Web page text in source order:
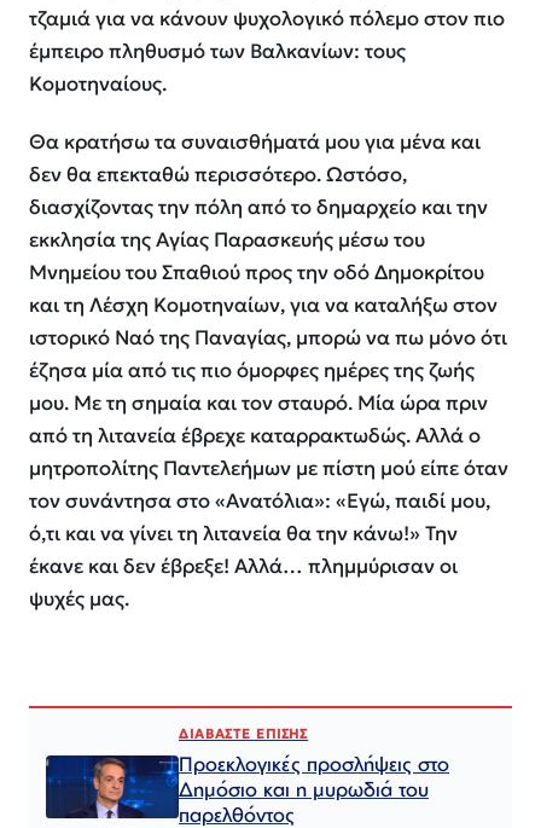
τζαμιά για να κάνουν ψυχολογικό πόλεμο στον πιο
έμπειρο πληθυσμό των Βαλκανίων: τους
Κομοτηναίους.
Θα κρατήσω τα συναισθήματά μου για μένα και
δεν θα επεκταθώ περισσότερο. Ωστόσο,
διασχίζοντας την πόλη από το δημαρχείο και την
εκκλησία της Αγίας Παρασκευής μέσω του
Μνημείου του Σπαθιού προς την οδό Δημοκρίτου
και τη Λέσχη Κομοτηναίων, για να καταλήξω στον
ιστορικό Ναό της Παναγίας, μπορώ να πω μόνο ότι
έζησα μία από τις πιο όμορφες ημέρες της ζωής
μου. Με τη σημαία και τον σταυρό. Μία ώρα πριν
από τη λιτανεία έβρεχε καταρρακτωδώς. Αλλά ο
μητροπολίτης Παντελεήμων με πίστη μού είπε όταν
τον συνάντησα στο «Ανατόλια»: «Εγώ, παιδί μου,
ό,τι και να γίνει τη λιτανεία θα την κάνω!» Την
έκανε και δεν έβρεξε! Αλλά… πλημμύρισαν οι
ψυχές μας.
ΔΙΑΒΑΣΤΕ ΕΠΙΣΗΣ
Προεκλογικές προσλήψεις στο
Δημόσιο και η μυρωδιά του
παρελθόντος